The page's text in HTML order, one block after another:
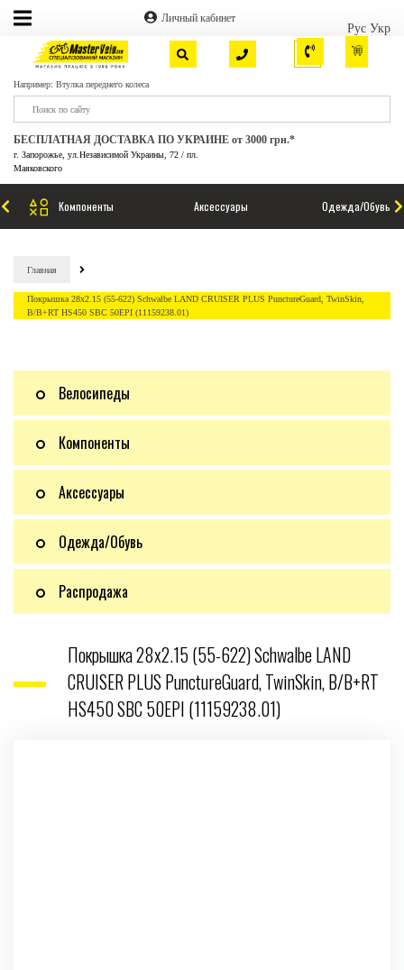
Личный кабинет
Рус Укр
Например: Втулка переднего колеса
БЕСПЛАТНАЯ ДОСТАВКА ПО УКРАИНЕ от 3000 грн.*
г. Запорожье, ул.Независимой Украины, 72 / пл.
Маяковского
Компоненты Аксессуары Одежда/Обувь
Главная
Покрышка 28x2.15 (55-622) Schwalbe LAND CRUISER PLUS PunctureGuard, TwinSkin,
B/B+RT HS450 SBC 50EPI (11159238.01)
Велосипеды
Компоненты
Аксессуары
Одежда/Обувь
Распродажа
Покрышка 28x2.15 (55-622) Schwalbe LAND
CRUISER PLUS PunctureGuard, TwinSkin, B/B+RT
HS450 SBC 50EPI (11159238.01)